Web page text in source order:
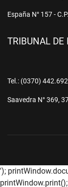
España N° 157 -
TRIBUNAL DE
Tel.: (0370)
Saavedra N° 369,
');